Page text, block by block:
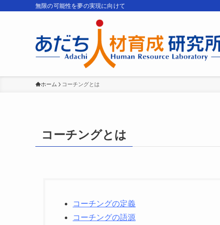
無限の可能性を夢の実現に向けて
ホーム コーチングとは
コーチングとは
コーチングの定義
コーチングの語源